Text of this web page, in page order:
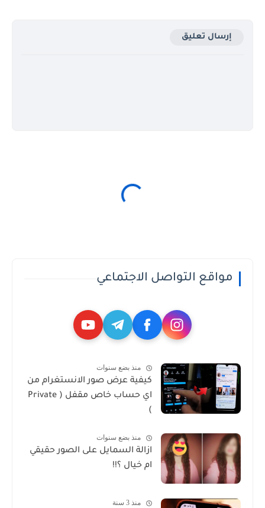
إرسال تعليق
مواقع التواصل الاجتماعي
منذ بضع سنوات
كيفية عرض صور الانستغرام من
اي حساب خاص مقفل ( Private
)
منذ بضع سنوات
ازالة السمايل على الصور حقيقي
ام خيال ؟!!
منذ 3 سنة